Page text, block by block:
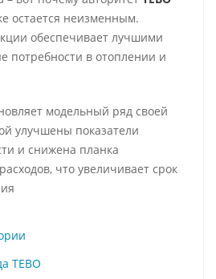
остается неизменным.
обеспечивает лучшими
потребности в отоплении и
модельный ряд своей
улучшены показатели
и снижена планка
что увеличивает срок
TEBO